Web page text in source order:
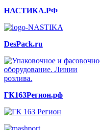
НАСТИКА.РФ
DesPack.ru
ГК163Регион.рф